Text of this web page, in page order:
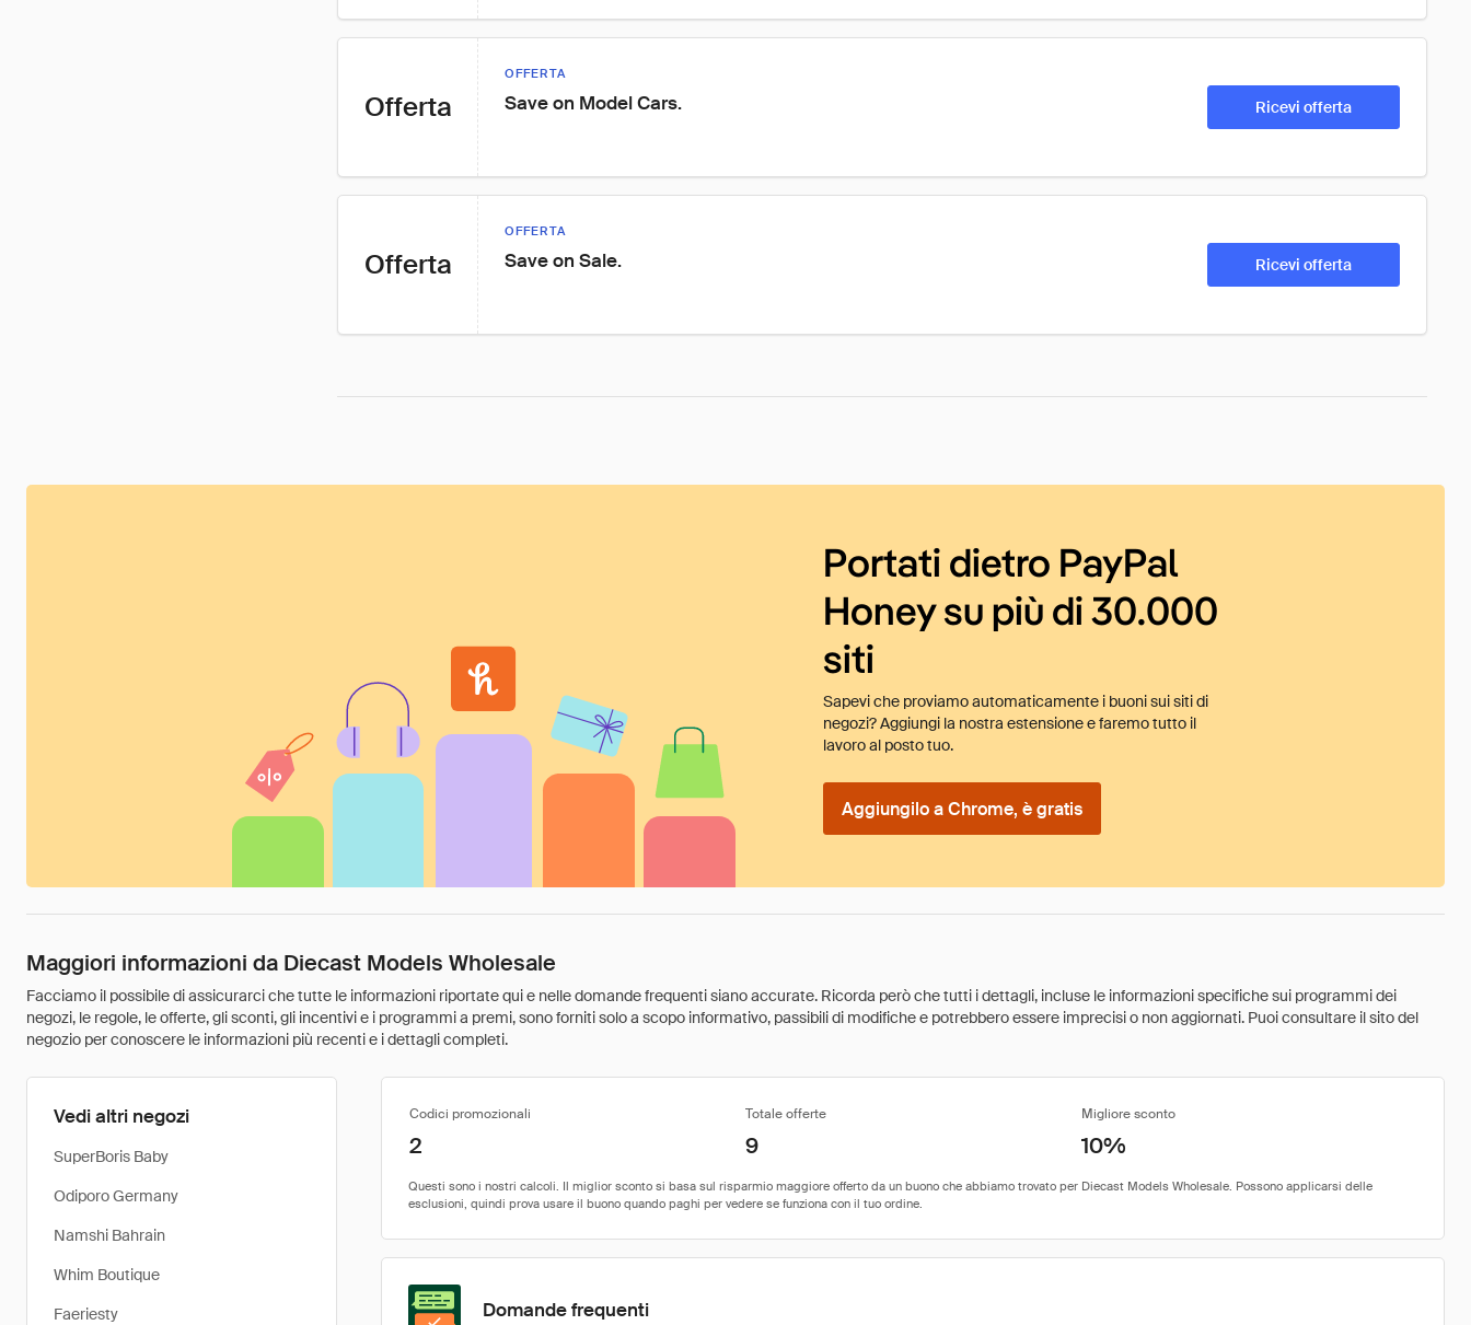
Offerta
OFFERTA
Save on Model Cars. Ricevi offerta
Offerta
OFFERTA
Save on Sale. Ricevi offerta
Portati dietro PayPal
Honey su più di 30.000
siti
Sapevi che proviamo automaticamente i buoni sui siti di
negozi? Aggiungi la nostra estensione e faremo tutto il
lavoro al posto tuo.
Aggiungilo a Chrome, è gratis
Maggiori informazioni da Diecast Models Wholesale
Facciamo il possibile di assicurarci che tutte le informazioni riportate qui e nelle domande frequenti siano accurate. Ricorda però che tutti i dettagli, incluse le informazioni specifiche sui programmi dei
negozi, le regole, le offerte, gli sconti, gli incentivi e i programmi a premi, sono forniti solo a scopo informativo, passibili di modifiche e potrebbero essere imprecisi o non aggiornati. Puoi consultare il sito del
negozio per conoscere le informazioni più recenti e i dettagli completi.
Vedi altri negozi
SuperBoris Baby
Odiporo Germany
Namshi Bahrain
Whim Boutique
Faeriesty
Codici promozionali Totale offerte Migliore sconto
2 9 10%
Domande frequenti